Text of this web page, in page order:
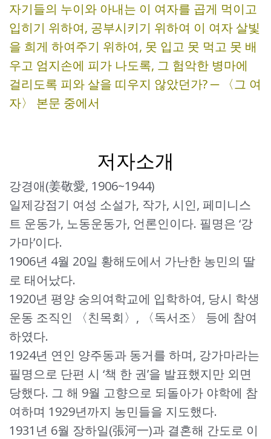
자기들의 누이와 아내는 이 여자를 곱게 먹이고
입히기 위하여, 공부시키기 위하여 이 여자 살빛
을 희게 하여주기 위하여, 못 입고 못 먹고 못 배
우고 엄지손에 피가 나도록, 그 험악한 병마에
걸리도록 피와 살을 띠우지 않았던가? ─ 〈그 여
자〉 본문 중에서
저자소개
강경애(姜敬愛, 1906~1944)
일제강점기 여성 소설가, 작가, 시인, 페미니스
트 운동가, 노동운동가, 언론인이다. 필명은 ‘강
가마’이다.
1906년 4월 20일 황해도에서 가난한 농민의 딸
로 태어났다.
1920년 평양 숭의여학교에 입학하여, 당시 학생
운동 조직인 〈친목회〉, 〈독서조〉 등에 참여
하였다.
1924년 연인 양주동과 동거를 하며, 강가마라는
필명으로 단편 시 ‘책 한 권’을 발표했지만 외면
당했다. 그 해 9월 고향으로 되돌아가 야학에 참
여하며 1929년까지 농민들을 지도했다.
1931년 6월 장하일(張河一)과 결혼해 간도로 이